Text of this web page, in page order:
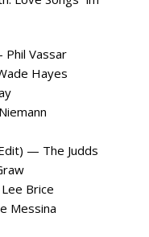
Vassar
Hayes
— The Judds
Brice
Messina